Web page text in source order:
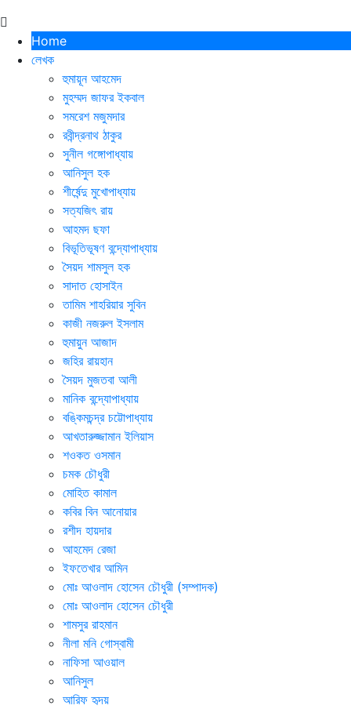
Home
লেখক
হুমায়ূন আহমেদ
মুহম্মদ জাফর ইকবাল
সমরেশ মজুমদার
রবীন্দ্রনাথ ঠাকুর
সুনীল গঙ্গোপাধ্যায়
আনিসুল হক
শীর্ষেন্দু মুখোপাধ্যায়
সত্যজিৎ রায়
আহমদ ছফা
বিভূতিভূষণ বন্দ্যোপাধ্যায়
সৈয়দ শামসুল হক
সাদাত হোসাইন
তামিম শাহরিয়ার সুবিন
কাজী নজরুল ইসলাম
হুমায়ুন আজাদ
জহির রায়হান
সৈয়দ মুজতবা আলী
মানিক বন্দ্যোপাধ্যায়
বঙ্কিমচন্দ্র চট্টোপাধ্যায়
আখতারুজ্জামান ইলিয়াস
শওকত ওসমান
চমক চৌধুরী
মোহিত কামাল
কবির বিন আনোয়ার
রশীদ হায়দার
আহমেদ রেজা
ইফতেখার আমিন
মোঃ আওলাদ হোসেন চৌধুরী (সম্পাদক)
মোঃ আওলাদ হোসেন চৌধুরী
শামসুর রাহমান
নীলা মনি গোস্বামী
নাফিসা আওয়াল
আনিসুল
আরিফ হৃদয়